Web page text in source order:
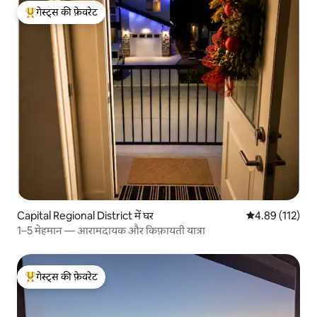
गेस्ट्स का टॉप फ़ेवरेट
गेस्ट्स की फ़ेवरेट
Capital Regional District में घर औसत रेटिंग 5 में से
4.89 (112)
1–5 मेहमान — आरामदायक और किफ़ायती यात्रा
गेस्ट्स का टॉप फ़ेवरेट
गेस्ट्स की फ़ेवरेट